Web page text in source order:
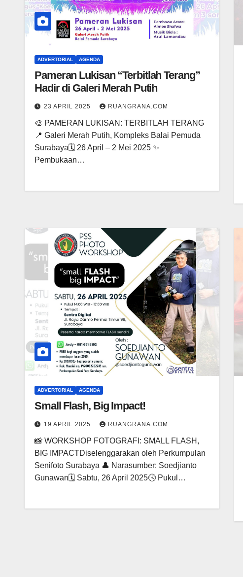
ADVERTORIAL AGENDA
Pameran Lukisan “Terbitlah Terang”
Hadir di Galeri Merah Putih
23 APRIL 2025 RUANGRANA.COM
🎨 PAMERAN LUKISAN: TERBITLAH TERANG
📍 Galeri Merah Putih, Kompleks Balai Pemuda
Surabaya🗓 26 April – 2 Mei 2025 ✨
Pembukaan…
ADVERTORIAL AGENDA
Small Flash, Big Impact!
19 APRIL 2025 RUANGRANA.COM
📸 WORKSHOP FOTOGRAFI: SMALL FLASH,
BIG IMPACTDiselenggarakan oleh Perkumpulan
Senifoto Surabaya 👤 Narasumber: Soedjianto
Gunawan🗓 Sabtu, 26 April 2025🕓 Pukul…